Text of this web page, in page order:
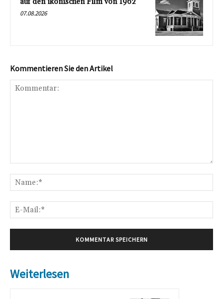
auf den ikonischen Film von 1962
07.08.2026
Kommentieren Sie den Artikel
Weiterlesen